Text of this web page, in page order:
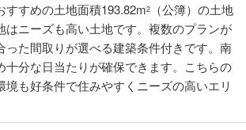
すすめの土地面積193.82m2
（公簿）の土地
はニーズも高い土地です。複数のプランが
った間取りが選べる建築条件付きです。南
十分な日当たりが確保できます。こちらの
境も好条件で住みやすくニーズの高いエリ